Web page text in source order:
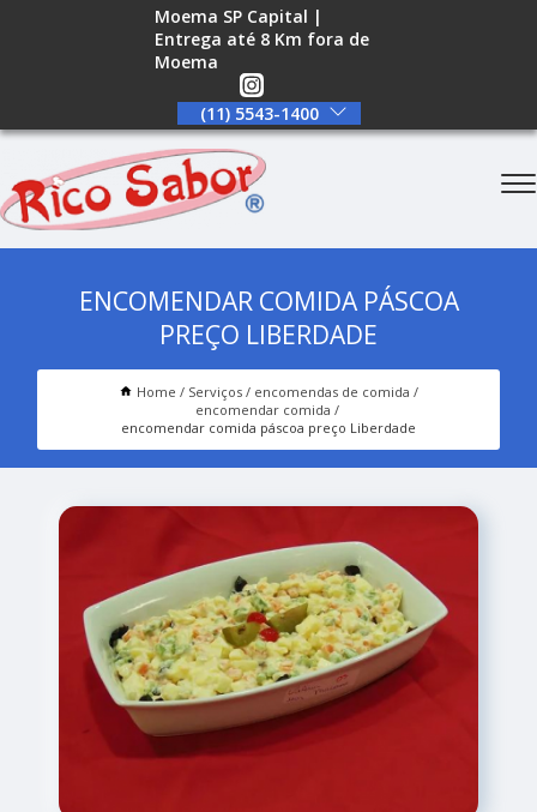
Moema SP Capital |
Entrega até 8 Km fora de
Moema
(11) 5543-1400
ENCOMENDAR COMIDA PÁSCOA
PREÇO LIBERDADE
Home Serviços
encomendas de comida
encomendar comida
encomendar comida páscoa preço Liberdade